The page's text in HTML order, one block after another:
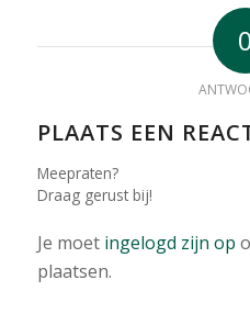
0
PLAATS EEN
Meepraten?
Draag gerust bij!
Je moet ingelogd zijn op
plaatsen.